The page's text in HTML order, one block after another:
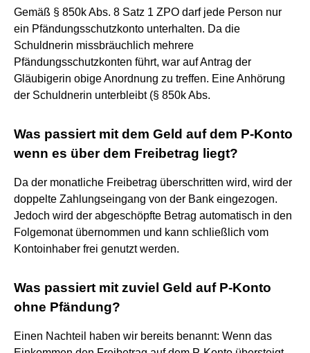
Gemäß § 850k Abs. 8 Satz 1 ZPO darf jede Person nur
ein Pfändungsschutzkonto unterhalten. Da die
Schuldnerin missbräuchlich mehrere
Pfändungsschutzkonten führt, war auf Antrag der
Gläubigerin obige Anordnung zu treffen. Eine Anhörung
der Schuldnerin unterbleibt (§ 850k Abs.
Was passiert mit dem Geld auf dem P-Konto
wenn es über dem Freibetrag liegt?
Da der monatliche Freibetrag überschritten wird, wird der
doppelte Zahlungseingang von der Bank eingezogen.
Jedoch wird der abgeschöpfte Betrag automatisch in den
Folgemonat übernommen und kann schließlich vom
Kontoinhaber frei genutzt werden.
Was passiert mit zuviel Geld auf P-Konto
ohne Pfändung?
Einen Nachteil haben wir bereits benannt: Wenn das